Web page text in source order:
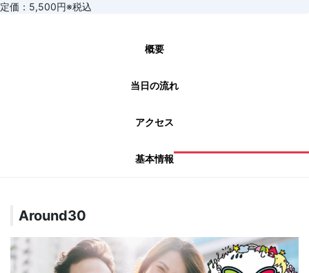
定価：5,500円※税込
概要
当日の流れ
アクセス
基本情報
Around30